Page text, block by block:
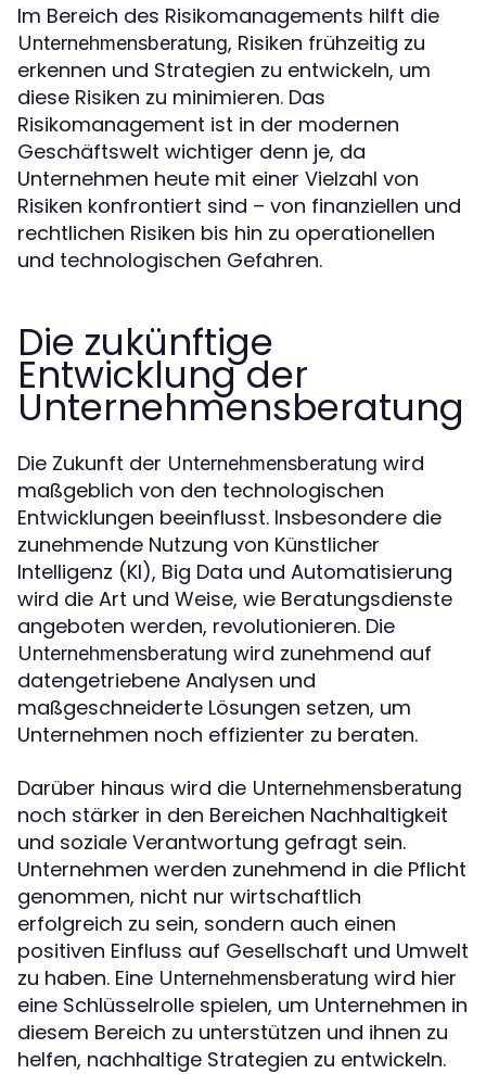
Im Bereich des Risikomanagements hilft die
Unternehmensberatung, Risiken frühzeitig zu
erkennen und Strategien zu entwickeln, um
diese Risiken zu minimieren. Das
Risikomanagement ist in der modernen
Geschäftswelt wichtiger denn je, da
Unternehmen heute mit einer Vielzahl von
Risiken konfrontiert sind – von finanziellen und
rechtlichen Risiken bis hin zu operationellen
und technologischen Gefahren.
Die zukünftige
Entwicklung der
Unternehmensberatung
Die Zukunft der Unternehmensberatung wird
maßgeblich von den technologischen
Entwicklungen beeinflusst. Insbesondere die
zunehmende Nutzung von Künstlicher
Intelligenz (KI), Big Data und Automatisierung
wird die Art und Weise, wie Beratungsdienste
angeboten werden, revolutionieren. Die
Unternehmensberatung wird zunehmend auf
datengetriebene Analysen und
maßgeschneiderte Lösungen setzen, um
Unternehmen noch effizienter zu beraten.
Darüber hinaus wird die Unternehmensberatung
noch stärker in den Bereichen Nachhaltigkeit
und soziale Verantwortung gefragt sein.
Unternehmen werden zunehmend in die Pflicht
genommen, nicht nur wirtschaftlich
erfolgreich zu sein, sondern auch einen
positiven Einfluss auf Gesellschaft und Umwelt
zu haben. Eine Unternehmensberatung wird hier
eine Schlüsselrolle spielen, um Unternehmen in
diesem Bereich zu unterstützen und ihnen zu
helfen, nachhaltige Strategien zu entwickeln.